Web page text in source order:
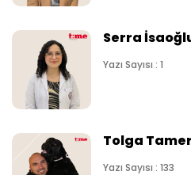
Serra
Yazı Sayısı : 1
Tolga Tamer
Yazı Sayısı : 133